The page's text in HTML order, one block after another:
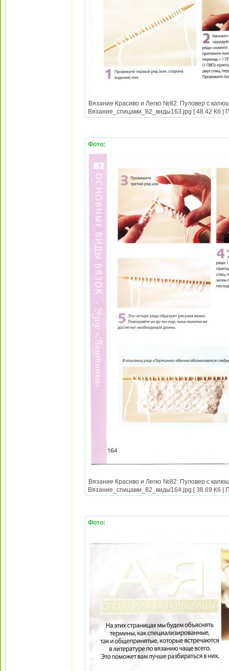
Вязание Красиво и Легко №82: Пуловер с
Вязание_спицами_82_виды163.jpg [ 48.42 Кб |
Фото:
Вязание Красиво и Легко №82: Пуловер с
Вязание_спицами_82_виды164.jpg [ 38.69 Кб |
Фото: